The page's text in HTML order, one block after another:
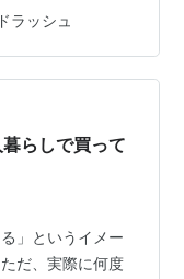
や粒の硬さ、揃
クポイントは
たのは、ゴールド
年のゴールドラ
年より1週間ほ
ラッシュ
らしで買って
」というイメー
だ、実際に何度